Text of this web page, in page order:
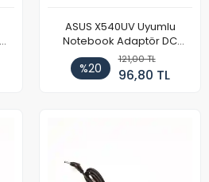
ASUS X540UV Uyumlu
Notebook Adaptör DC
Power Kablosu
%20
121,00 TL
96,80 TL